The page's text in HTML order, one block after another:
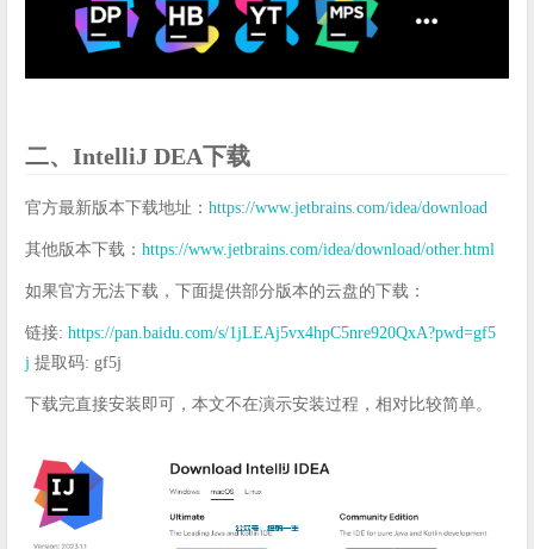
二、IntelliJ DEA下载
官方最新版本下载地址： https://www.jetbrains.com/idea/download
其他版本下载： https://www.jetbrains.com/idea/download/other.html
如果官方无法下载，下面提供部分版本的云盘的下载：
链接: https://pan.baidu.com/s/1jLEAj5vx4hpC5nre920QxA?pwd=gf5
j 提取码: gf5j
下载完直接安装即可，本文不在演示安装过程，相对比较简单。